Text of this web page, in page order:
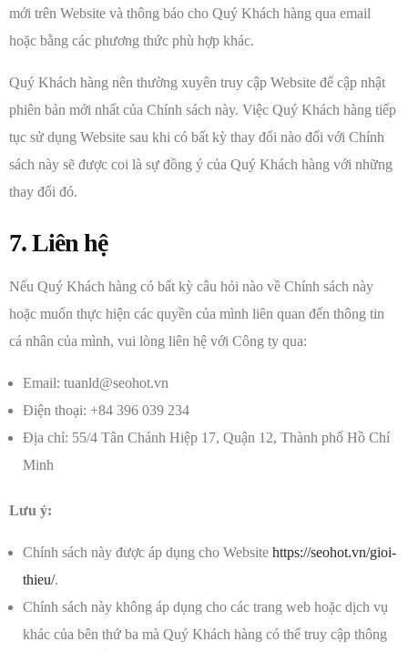
mới trên Website và thông báo cho Quý Khách hàng qua email
hoặc bằng các phương thức phù hợp khác.
Quý Khách hàng nên thường xuyên truy cập Website để cập nhật
phiên bản mới nhất của Chính sách này. Việc Quý Khách hàng tiếp
tục sử dụng Website sau khi có bất kỳ thay đổi nào đối với Chính
sách này sẽ được coi là sự đồng ý của Quý Khách hàng với những
thay đổi đó.
7. Liên hệ
Nếu Quý Khách hàng có bất kỳ câu hỏi nào về Chính sách này
hoặc muốn thực hiện các quyền của mình liên quan đến thông tin
cá nhân của mình, vui lòng liên hệ với Công ty qua:
Email: tuanld@seohot.vn
Điện thoại: +84 396 039 234
Địa chỉ: 55/4 Tân Chánh Hiệp 17, Quận 12, Thành phố Hồ Chí
Minh
Lưu ý:
Chính sách này được áp dụng cho Website https://seohot.vn/gioi-
thieu/.
Chính sách này không áp dụng cho các trang web hoặc dịch vụ
khác của bên thứ ba mà Quý Khách hàng có thể truy cập thông